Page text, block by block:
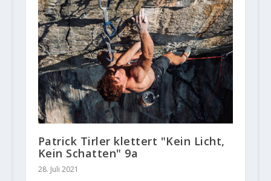
Patrick Tirler klettert "Kein Licht,
Kein Schatten" 9a
28. Juli 2021